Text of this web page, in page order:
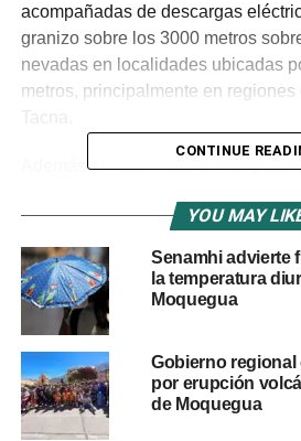
acompañadas de descargas
granizo sobre los 3000 metros
nevadas en localidades ubicadas
metros, principalmente en
Además del descenso de
velocidad del viento en la región
se prevé el aumento de la
posibilidad de levantamiento de
periféricas.
informada a través de sus canales
precauciones ante posibles
especialmente en zonas altas y
CONTINUE
YOU MAY
Senamhi advierte
la temperatura
Moquegua
Gobierno
por erupción
de Moquegua